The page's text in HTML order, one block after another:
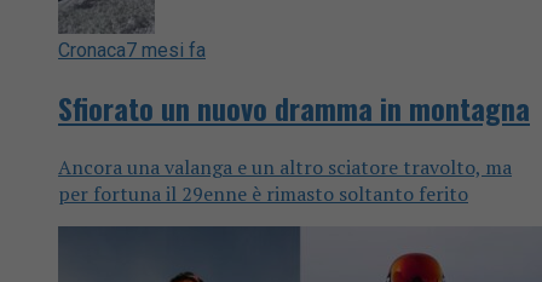
Cronaca7 mesi fa
Sfiorato un nuovo dramma in montagna
Ancora una valanga e un altro sciatore travolto, ma
per fortuna il 29enne è rimasto soltanto ferito